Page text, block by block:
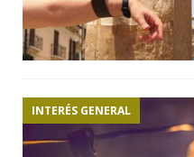
INTERÉS GENERAL